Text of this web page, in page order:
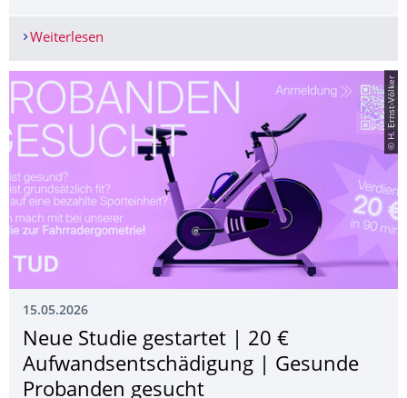
Weiterlesen
© H. Ernst-Völker
15.05.2026
Neue Studie gestartet | 20 €
Aufwandsentschädi­gung | Gesunde
Probanden gesucht